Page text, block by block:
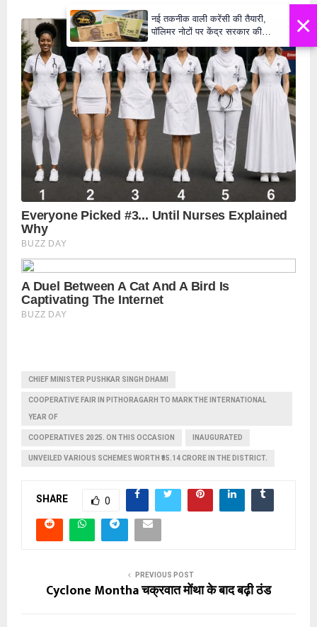
CHIEF MINISTER PUSHKAR SINGH DHAMI
COOPERATIVE FAIR IN PITHORAGARH TO MARK THE INTERNATIONAL
YEAR OF
COOPERATIVES 2025. ON THIS OCCASION INAUGURATED
UNVEILED VARIOUS SCHEMES WORTH ₹85.14 CRORE IN THE DISTRICT.
SHARE 0
PREVIOUS POST
Cyclone Montha चक्रवात मोंथा के बाद बढ़ी ठंड
×
नई तकनीक वाली करेंसी की तैयारी,
पॉलिमर नोटों पर केंद्र सरकार की
मुहर,जल्द बाजार में दिखेंगे प्लास्टिक के
₹10 और ₹20 के नोट - Daily Lok
Manch PM Modi U